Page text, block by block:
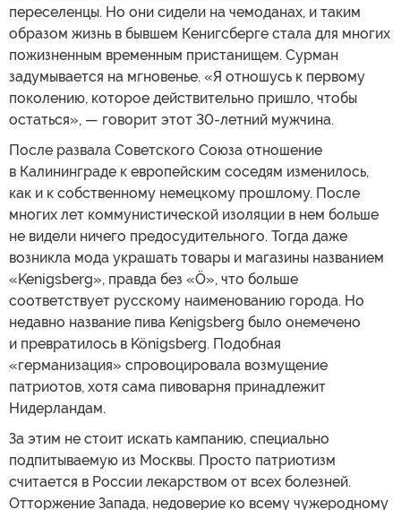
переселенцы. Но они сидели на чемоданах, и таким
образом жизнь в бывшем Кенигсберге стала для многих
пожизненным временным пристанищем. Сурман
задумывается на мгновенье. «Я отношусь к первому
поколению, которое действительно пришло, чтобы
остаться», — говорит этот 30-летний мужчина.
После развала Советского Союза отношение
в Калининграде к европейским соседям изменилось,
как и к собственному немецкому прошлому. После
многих лет коммунистической изоляции в нем больше
не видели ничего предосудительного. Тогда даже
возникла мода украшать товары и магазины названием
«Kenigsberg», правда без «Ö», что больше
соответствует русскому наименованию города. Но
недавно название пива Kenigsberg было онемечено
и превратилось в Königsberg. Подобная
«германизация» спровоцировала возмущение
патриотов, хотя сама пивоварня принадлежит
Нидерландам.
За этим не стоит искать кампанию, специально
подпитываемую из Москвы. Просто патриотизм
считается в России лекарством от всех болезней.
Отторжение Запада, недоверие ко всему чужеродному